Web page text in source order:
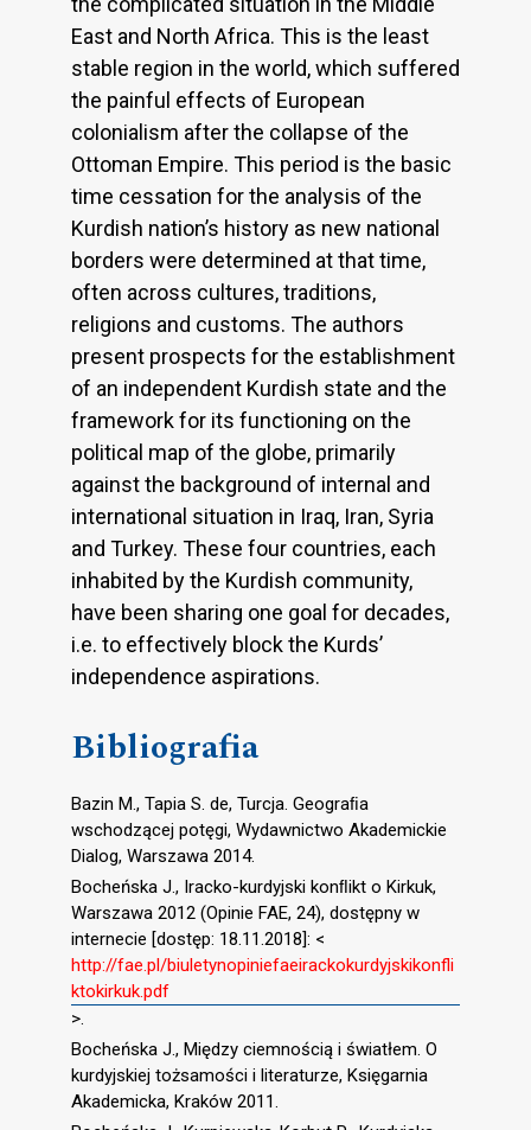
East and North Africa. This is the least
stable region in the world, which suffered
the painful effects of European
colonialism after the collapse of the
Ottoman Empire. This period is the basic
time cessation for the analysis of the
Kurdish nation’s history as new national
borders were determined at that time,
often across cultures, traditions,
religions and customs. The authors
present prospects for the establishment
of an independent Kurdish state and the
framework for its functioning on the
political map of the globe, primarily
against the background of internal and
international situation in Iraq, Iran, Syria
and Turkey. These four countries, each
inhabited by the Kurdish community,
have been sharing one goal for decades,
i.e. to effectively block the Kurds’
independence aspirations.
Bibliografia
Bazin M., Tapia S. de, Turcja. Geograﬁa
wschodzącej potęgi, Wydawnictwo Akademickie
Dialog, Warszawa 2014.
Bocheńska J., Iracko-kurdyjski konﬂikt o Kirkuk,
Warszawa 2012 (Opinie FAE, 24), dostępny w
internecie [dostęp: 18.11.2018]: <
http://fae.pl/biuletynopiniefaeirackokurdyjskikonfli
ktokirkuk.pdf
>.
Bocheńska J., Między ciemnością i światłem. O
kurdyjskiej tożsamości i literaturze, Księgarnia
Akademicka, Kraków 2011.